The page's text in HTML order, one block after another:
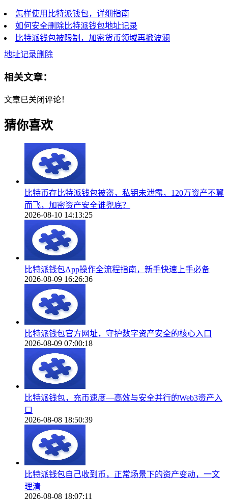
怎样使用比特派钱包，详细指南
如何安全删除比特派钱包地址记录
比特派钱包被限制，加密货币领域再掀波澜
地址记录删除
相关文章：
文章已关闭评论！
猜你喜欢
比特币存比特派钱包被盗，私钥未泄露，120万资产不翼
而飞，加密资产安全谁兜底？
2026-08-10 14:13:25
比特派钱包App操作全流程指南，新手快速上手必备
2026-08-09 16:26:36
比特派钱包官方网址，守护数字资产安全的核心入口
2026-08-09 07:00:18
比特派钱包，充币速度—高效与安全并行的Web3资产入
口
2026-08-08 18:50:39
比特派钱包自己收到币，正常场景下的资产变动，一文
理清
2026-08-08 18:07:11